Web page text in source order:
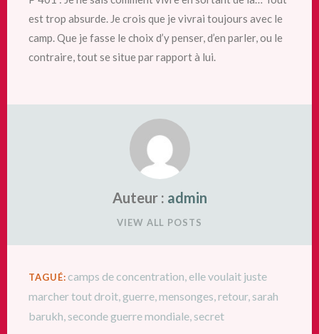
est trop absurde. Je crois que je vivrai toujours avec le
camp. Que je fasse le choix d’y penser, d’en parler, ou le
contraire, tout se situe par rapport à lui.
Auteur : admin
VIEW ALL POSTS
TAGUÉ: camps de concentration ,elle voulait juste
marcher tout droit guerre mensonges retour, sarah
barukh seconde guerre mondiale secret